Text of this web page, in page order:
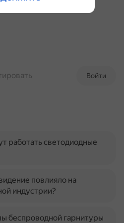
Войти
работать светодиодные
повлияло на
индустрии?
беспроводной гарнитуры